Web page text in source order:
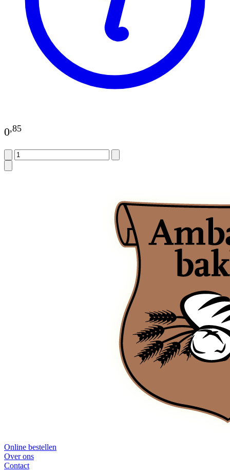
0,85
Online bestellen
Over ons
Contact